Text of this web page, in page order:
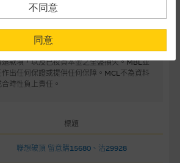
所提到的麥格理集團機構均非1959年《銀
邦）下認可之接受存款機構。該等機構之責
存款或其他負債。任何投資均需承受投資風
款項，以及已投資本金之全盤損失。MBL並
出任何保證或提供任何保障。MCL不為資料
時性負上責任。
標題
聯想破頂 留意購15680、沽29928
發售予美國人。本網站內容無意要約或唆使
位或其他投資工具(不論在參考條款上或在
明上述意圖的個別段落則屬例外。
準 – 使用時請考慮個人風險
所示日期時認為可靠之來源，且均以真誠提
必完整或準確。麥格理集團不會，亦沒有義
修正任何其後變為明顯失實之地方。網站內
其他資料可予更改或刪除，而毋須作出通
不同意
同意